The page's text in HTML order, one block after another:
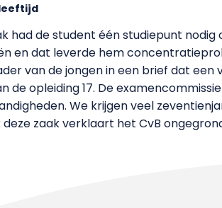
had de student één studiepunt
en dat leverde hem
van de jongen in een brief dat
de opleiding 17. De
We krijgen veel
deze zaak verklaart het CvB